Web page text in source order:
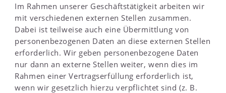
Im Rahmen unserer Geschäftstätigkeit arbeiten wir
mit verschiedenen externen Stellen zusammen.
Dabei ist teilweise auch eine Übermittlung von
personenbezogenen Daten an diese externen Stellen
erforderlich. Wir geben personenbezogene Daten
nur dann an externe Stellen weiter, wenn dies im
Rahmen einer Vertragserfüllung erforderlich ist,
wenn wir gesetzlich hierzu verpflichtet sind (z. B.